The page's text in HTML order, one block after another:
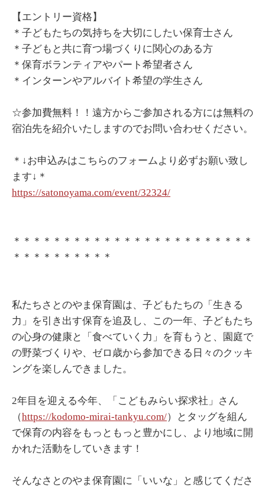
【エントリー資格】
＊子どもたちの気持ちを大切にしたい保育士さん
＊子どもと共に育つ場づくりに関心のある方
＊保育ボランティアやパート希望者さん
＊インターンやアルバイト希望の学生さん
☆参加費無料！！遠方からご参加される方には無料の
宿泊先を紹介いたしますのでお問い合わせください。
＊↓お申込みはこちらのフォームより必ずお願い致し
ます↓＊
https://satonoyama.com/event/32324/
＊＊＊＊＊＊＊＊＊＊＊＊＊＊＊＊＊＊＊＊＊＊＊＊
＊＊＊＊＊＊＊＊＊＊
私たちさとのやま保育園は、子どもたちの「生きる
力」を引き出す保育を追及し、この一年、子どもたち
の心身の健康と「食べていく力」を育もうと、園庭で
の野菜づくりや、ゼロ歳から参加できる日々のクッキ
ングを楽しんできました。
2年目を迎える今年、「こどもみらい探求社」さん
（https://kodomo-mirai-tankyu.com/）とタッグを組ん
で保育の内容をもっともっと豊かにし、より地域に開
かれた活動をしていきます！
そんなさとのやま保育園に「いいな」と感じてくださ